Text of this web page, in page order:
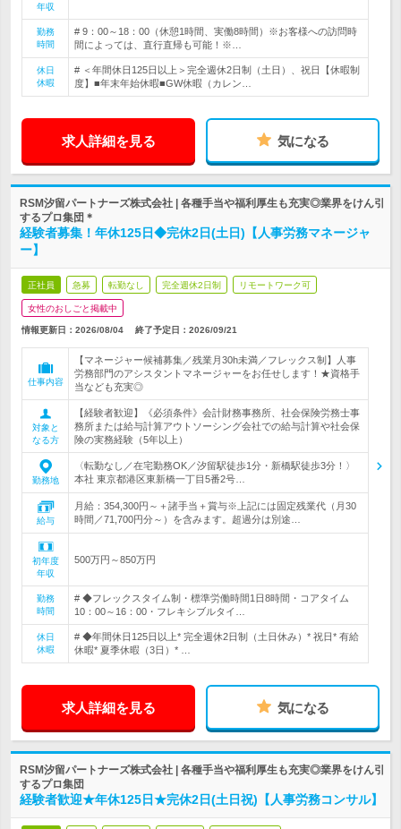
年収
勤務
時間
# 9：00～18：00（休憩1時間、実働8時間）※お客様への訪問時
間によっては、直行直帰も可能！※…
休日
休暇
# ＜年間休日125日以上＞完全週休2日制（土日）、祝日【休暇制
度】■年末年始休暇■GW休暇（カレン…
求人詳細を見る 気になる
RSM汐留パートナーズ株式会社 | 各種手当や福利厚生も充実◎業界をけん引
するプロ集団＊
経験者募集！年休125日◆完休2日(土日)【人事労務マネージャ
ー】
正社員 急募 転勤なし 完全週休2日制 リモートワーク可
女性のおしごと掲載中
情報更新日：2026/08/04 終了予定日： 2026/09/21
仕事内容
【マネージャー候補募集／残業月30h未満／フレックス制】人事
労務部門のアシスタントマネージャーをお任せします！★資格手
当なども充実◎
対象と
なる方
【経験者歓迎】《必須条件》会計財務事務所、社会保険労務士事
務所または給与計算アウトソーシング会社での給与計算や社会保
険の実務経験（5年以上）
勤務地
〈転勤なし／在宅勤務OK／汐留駅徒歩1分・新橋駅徒歩3分！〉
本社 東京都港区東新橋一丁目5番2号…
給与
月給：354,300円～＋諸手当＋賞与※上記には固定残業代（月30
時間／71,700円分～）を含みます。超過分は別途…
初年度
年収
500万円～850万円
勤務
時間
# ◆フレックスタイム制・標準労働時間1日8時間・コアタイム
10：00～16：00・フレキシブルタイ…
休日
休暇
# ◆年間休日125日以上* 完全週休2日制（土日休み）* 祝日* 有給
休暇* 夏季休暇（3日）* …
求人詳細を見る 気になる
RSM汐留パートナーズ株式会社 | 各種手当や福利厚生も充実◎業界をけん引
するプロ集団
経験者歓迎★年休125日★完休2日(土日祝)【人事労務コンサル】